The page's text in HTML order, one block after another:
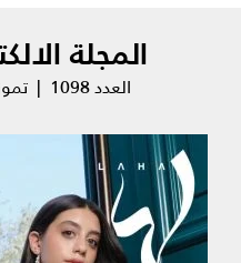
المجلة
العدد 1098 | تموز 2026